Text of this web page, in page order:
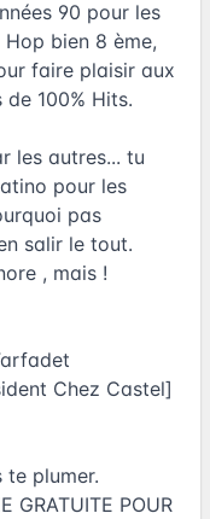
90 pour les
bien 8 ème,
faire plaisir aux
100% Hits.
les autres... tu
pour les
pas
salir le tout.
, mais !
Chez Castel]
te plumer.
GRATUITE POUR